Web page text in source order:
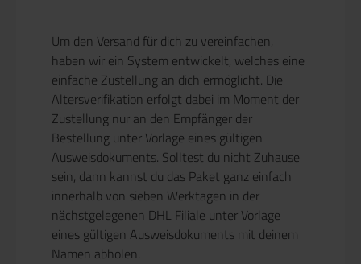
Um den Versand für dich zu vereinfachen,
haben wir ein System entwickelt, welches eine
einfache Zustellung an dich ermöglicht. Die
Altersverifikation erfolgt dabei im Moment der
Zustellung nur an den Empfänger der
Bestellung unter Vorlage eines gültigen
Ausweisdokuments. Solltest du nicht Zuhause
sein, dann kannst du das Paket ganz einfach
innerhalb von sieben Werktagen in der
nächstgelegenen DHL Filiale unter Vorlage
eines gültigen Ausweisdokuments mit deinem
Namen abholen.